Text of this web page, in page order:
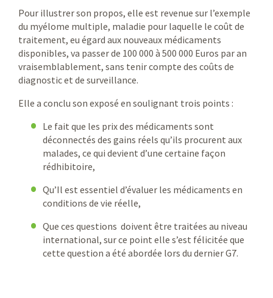
Pour illustrer son propos, elle est revenue sur l’exemple
du myélome multiple, maladie pour laquelle le coût de
traitement, eu égard aux nouveaux médicaments
disponibles, va passer de 100 000 à 500 000 Euros par an
vraisemblablement, sans tenir compte des coûts de
diagnostic et de surveillance.
Elle a conclu son exposé en soulignant trois points :
Le fait que les prix des médicaments sont
déconnectés des gains réels qu’ils procurent aux
malades, ce qui devient d’une certaine façon
rédhibitoire,
Qu’Il est essentiel d’évaluer les médicaments en
conditions de vie réelle,
Que ces questions doivent être traitées au niveau
international, sur ce point elle s’est félicitée que
cette question a été abordée lors du dernier G7.